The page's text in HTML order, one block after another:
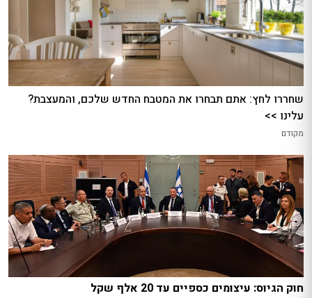
שחררו לחץ: אתם תבחרו את המטבח החדש שלכם, והמעצבת?
עלינו >>
מקודם
חוק הגיוס: עיצומים כספיים עד 20 אלף שקל